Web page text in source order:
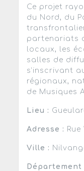
Ce projet
du Nord, du
partenariats
locaux, les
salles de
s’inscrivant
régionaux,
de Musiques
Lieu :
Adresse :
Ville :
Département